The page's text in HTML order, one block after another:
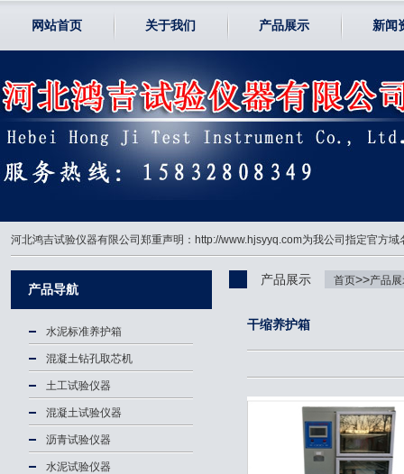
网站首页 关于我们 产品展示 新闻
河北鸿吉试验仪器有限公司郑重声明：http://www.hjsyyq.com为我公司指定官方
产品导航
水泥标准养护箱
混凝土钻孔取芯机
土工试验仪器
混凝土试验仪器
沥青试验仪器
水泥试验仪器
产品展示 首页>>产品展
干缩养护箱